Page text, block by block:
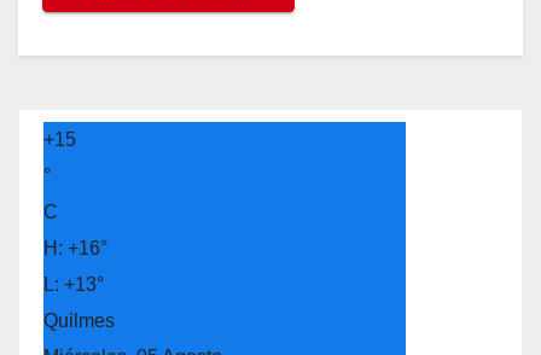
+15
°
C
H: +16°
L: +13°
Quilmes